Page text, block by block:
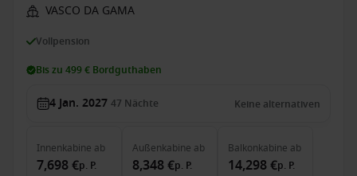
VASCO DA GAMA
Vollpension
Bis zu 499 € Bordguthaben
4 Jan. 2027 47 Nächte Keine alternativen
Innenkabine ab
7,698 €p. P.
Außenkabine ab
8,348 €p. P.
Balkonkabine ab
14,298 €p. P.